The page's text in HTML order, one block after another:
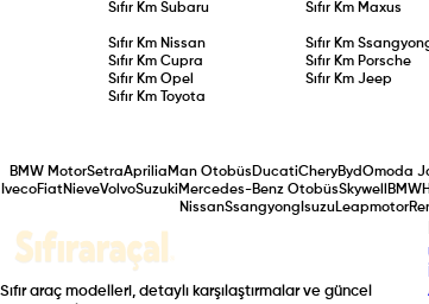
Sıfır KmSubaru Sıfır Km Maxus
Sıfır Km Nissan Sıfır Km
Sıfır KmCupra Sıfır Km Porsche
Sıfır KmOpel Sıfır KmJeep
Sıfır Km
Toyota
BMW MotorSetraAprilia Man Otobüs DucatiCheryBydOmoda
IvecoFiatNieveVolvoSuzuki Mercedes-Benz OtobüsSkywell BMW
NissanSsangyong IsuzuLeapmotor
Sıfır araç modelleri, detaylı karşılaştırmalar ve güncel